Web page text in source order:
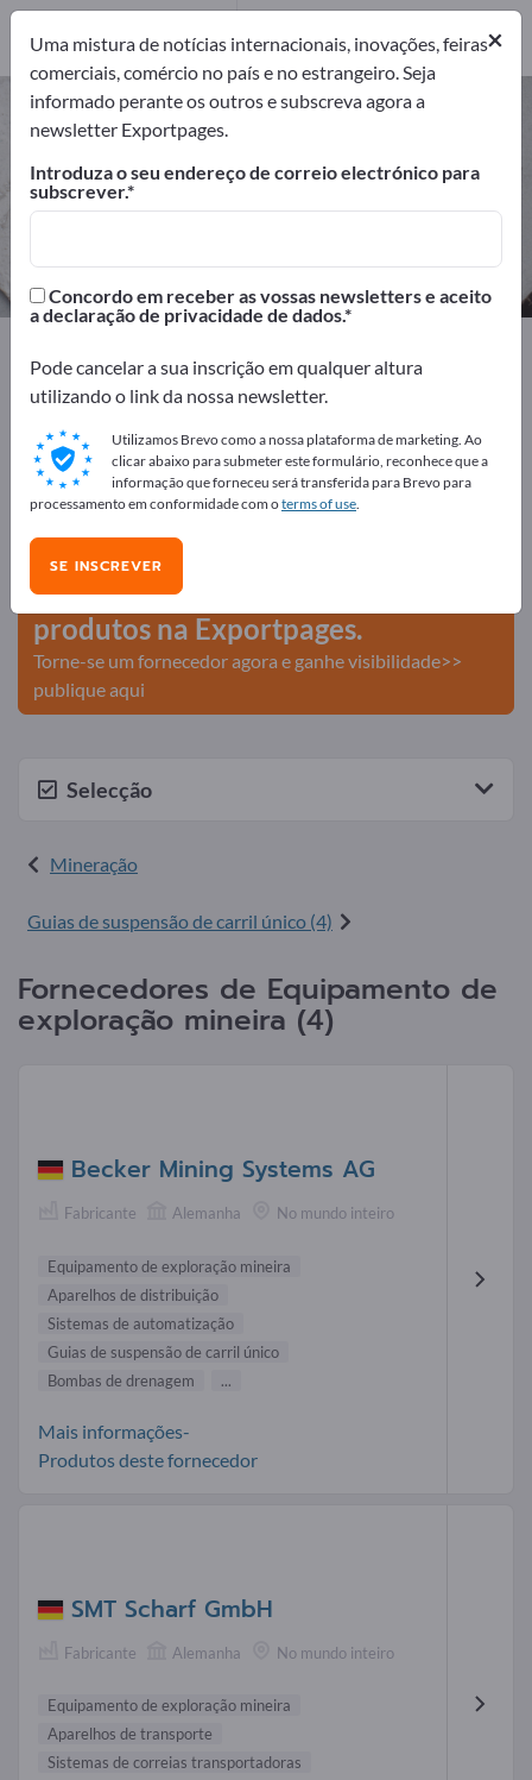
Equipamento de exploração
mineira – encontre fabricantes e
fornecedores
4 4
Fabricantes4
Equipamento de exploração mineira
Anuncie gratuitamente na
Exportpages!
Necessidades – Ofertas – Produtos usados – Contactos
comerciais >> comece aqui
Publique a sua empresa e os seus
produtos na Exportpages.
Torne-se um fornecedor agora e ganhe visibilidade>>
publique aqui
Selecção
Mineração
Guias de suspensão de carril único (4)
Fornecedores de Equipamento de
exploração mineira (4)
Becker Mining Systems AG
Fabricante Alemanha No mundo inteiro
Equipamento de exploração mineira
Aparelhos de distribuição
Sistemas de automatização
Guias de suspensão de carril único
Bombas de drenagem
...
Mais informações-
Produtos deste fornecedor
SMT Scharf GmbH
Fabricante Alemanha No mundo inteiro
Equipamento de exploração mineira
Aparelhos de transporte
Sistemas de correias transportadoras
×
Uma mistura de notícias internacionais, inovações, feiras
comerciais, comércio no país e no estrangeiro. Seja
informado perante os outros e subscreva agora a
newsletter Exportpages.
Introduza o seu endereço de correio electrónico para
subscrever.
Concordo em receber as vossas newsletters e aceito
a declaração de privacidade de dados.
Pode cancelar a sua inscrição em qualquer altura
utilizando o link da nossa newsletter.
Utilizamos Brevo como a nossa plataforma de marketing. Ao
clicar abaixo para submeter este formulário, reconhece que a
informação que forneceu será transferida para Brevo para
processamento em conformidade com oterms of use.
SE INSCREVER